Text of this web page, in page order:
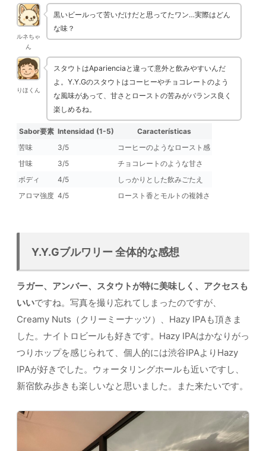
ルネちゃ
ん
黒いビールって苦いだけだと思ってたワン…実際はどん
な味？
りほくん
スタウトはAparienciaと違って意外と飲みやすいんだ
よ。Y.Y.Gのスタウトはコーヒーやチョコレートのよう
な風味があって、甘さとローストの苦みがバランス良く
楽しめるね。
Sabor要素 Intensidad (1-5)
Características
苦味
3/5
コーヒーのようなロースト感
甘味
3/5
チョコレートのような甘さ
ボディ
4/5
しっかりとした飲みごたえ
アロマ強度 4/5 ロースト香とモルトの複雑さ
Y.Y.Gブルワリー 全体的な感想
ラガー、アンバー、スタウトが特に美味しく、アクセスも
いいですね。写真を撮り忘れてしまったのですが、
Creamy Nuts（クリーミーナッツ）、Hazy IPAも頂きま
した。ナイトロビールも好きです。Hazy IPAはかなりがっ
つりホップを感じられて、個人的には渋谷IPAよりHazy
IPAが好きでした。ウォータリングホールも近いですし、
新宿飲み歩きも楽しいなと思いました。また来たいです。